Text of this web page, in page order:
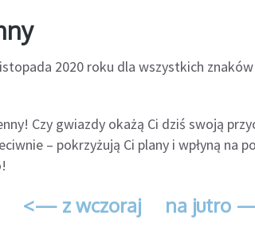
2020 roku dla wszystkich
Czy gwiazdy okażą Ci dziś swoją
– pokrzyżują Ci plany i wpłyną na
<— z wczoraj na jutro